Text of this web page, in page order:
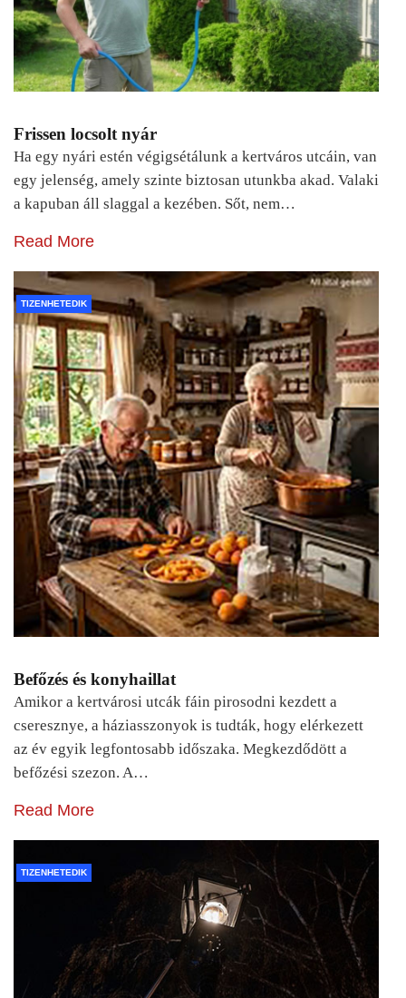
Frissen locsolt nyár
Ha egy nyári estén végigsétálunk a kertváros utcáin, van
egy jelenség, amely szinte biztosan utunkba akad. Valaki
a kapuban áll slaggal a kezében. Sőt, nem…
Read More
TIZENHETEDIK
Befőzés és konyhaillat
Amikor a kertvárosi utcák fáin pirosodni kezdett a
cseresznye, a háziasszonyok is tudták, hogy elérkezett
az év egyik legfontosabb időszaka. Megkezdődött a
befőzési szezon. A…
Read More
TIZENHETEDIK